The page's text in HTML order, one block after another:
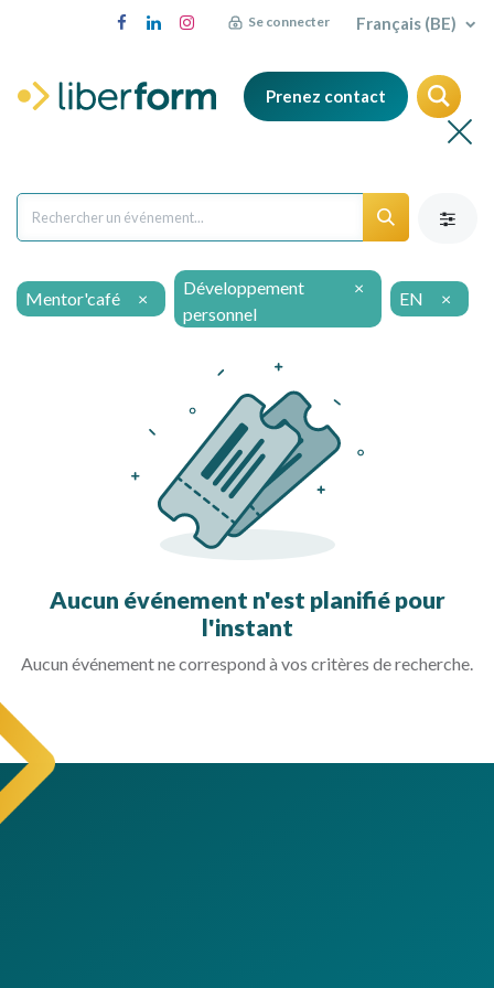
Se connecter Français (BE)
Prenez contact
Mentor'café ×
Développement
personnel
×
EN ×
Aucun événement n'est planifié pour
l'instant
Aucun événement ne correspond à vos critères de recherche.